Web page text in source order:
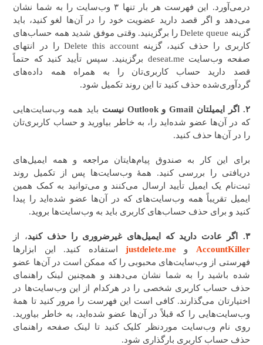
درمی‌آورد. این فهرست هر بار تنها ۳ وب‌سایت را به شما نشان
می‌دهد و اگر قصد دارید عضویت خود را در آن‌ها لغو کنید، باید
گزینه Delete queue را برگزینید. وقتی موفق شدید همه حساب‌های
کاربری را حذف کنید، گزینه Delete this account را در انتهای
صفحه وب‌سایت deseat.me برگزینید. سپس تأیید کنید که حتماً
قصد دارید حساب کاربری‌تان را به همراه همه داده‌های
گردآوری‌شده حذف کنید تا این روند تکمیل شود.
۲. اگر ایمیلتان Gmail و Outlook نیست
باید همه وب‌سایت‌هایی
که در آن‌ها عضو شده‌اید را، به خاطر بیاورید و حساب کاربری‌تان
را در آن‌ها حذف کنید.
برای این کار به صندوق پیام‌هایتان مراجعه و همه ایمیل‌های
دریافتی را بررسی کنید. همهٔ وب‌سایت‌ها پس از تکمیل روند
ثبت‌نام یک ایمیل تأیید ارسال می‌کنند و می‌توانید به کمک همین
ایمیل تقریباً همه وب‌سایت‌های که در آن‌ها عضو شده‌اید را پیدا
کنید و برای حذف حساب‌های کاربری باید به وب‌سایت‌ها بروید.
۳. اگر عادت دارید که ایمیل‌های غیرضروری را حذف کنید
، از
AccountKiller وjustdelete.me استفاده کنید. این ابزارها
فهرستی از وب‌سایت‌های محبوبی را که ممکن است در آن‌ها عضو
شده باشید را به شما نشان می‌دهند و همچنین لینک راهنمای
حذف حساب کاربری شخصی را در هرکدام از این وب‌سایت‌ها در
اختیارتان می‌گذارند. کافی است این فهرست را مرور کنید تا همهٔ
وب‌سایت‌هایی را که قبلاً در آن‌ها عضو شده‌اید، به خاطر بیاورید.
روی نام وب‌سایت موردنظر کلیک کنید تا لینک صفحه راهنمای
حذف حساب کاربری بارگذاری شود.